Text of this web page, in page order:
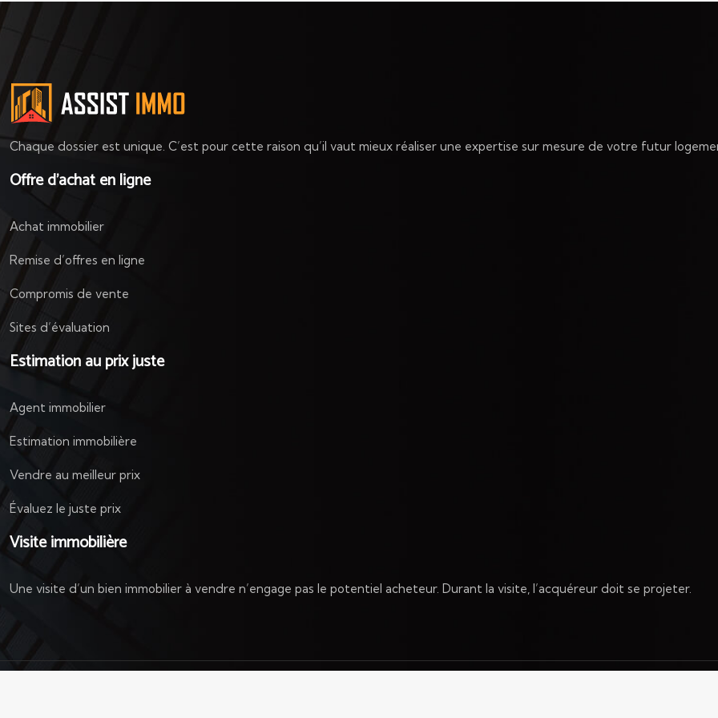
Chaque dossier est unique. C’est pour cette raison qu’il vaut mieux réaliser une expertise sur mesure de votre futur
Offre d’achat en ligne
Achat immobilier
Remise d’offres en ligne
Compromis de vente
Sites d’évaluation
Estimation au prix juste
Agent immobilier
Estimation immobilière
Vendre au meilleur prix
Évaluez le juste prix
Visite immobilière
Une visite d’un bien immobilier à vendre n’engage pas le potentiel acheteur. Durant la visite, l’acquéreur doit se projeter.